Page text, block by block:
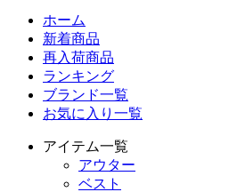
ホーム
新着商品
再入荷商品
ランキング
ブランド一覧
お気に入り一覧
アイテム一覧
アウター
ベスト